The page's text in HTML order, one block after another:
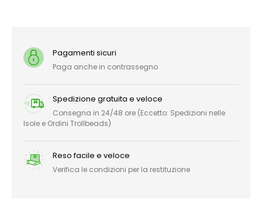
Pagamenti sicuri
Paga anche in contrassegno
Spedizione gratuita e veloce
Consegna in 24/48 ore (Eccetto: Spedizioni nelle
Isole e Ordini Trollbeads)
Reso facile e veloce
Verifica le condizioni per la restituzione